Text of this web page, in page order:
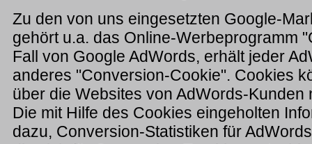
Zu den von uns eingesetzten Google-
gehört u.a. das Online-Werbeprogramm
Fall von Google AdWords, erhält jeder
anderes "Conversion-Cookie". Cookies
über die Websites von AdWords-Kunden
Die mit Hilfe des Cookies eingeholten
dazu, Conversion-Statistiken für